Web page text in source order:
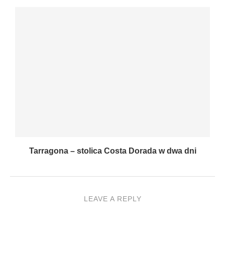
Tarragona – stolica Costa Dorada w dwa dni
LEAVE A REPLY